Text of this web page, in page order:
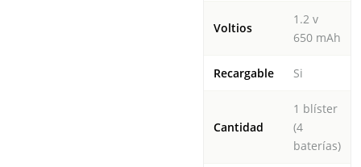
Voltios
1.2 v
650 mAh
Recargable Si
Cantidad
1 blíster
(4
baterías)